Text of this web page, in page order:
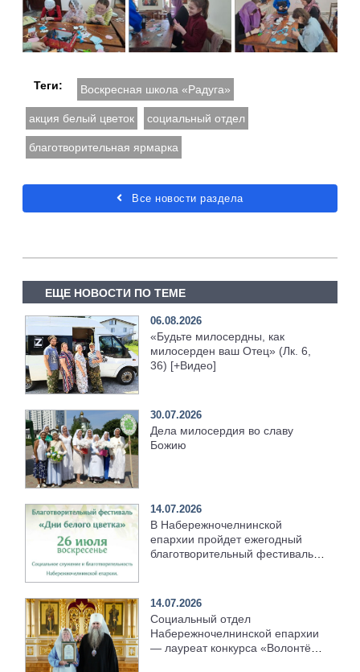
Теги: Воскресная школа «Радуга»
акция белый цветок социальный отдел
благотворительная ярмарка
Все новости раздела
ЕЩЕ НОВОСТИ ПО ТЕМЕ
06.08.2026
«Будьте милосердны, как
милосерден ваш Отец» (Лк. 6,
36) [+Видео]
30.07.2026
Дела милосердия во славу
Божию
14.07.2026
В Набережночелнинской
епархии пройдет ежегодный
благотворительный фестиваль
14.07.2026
Социальный отдел
Набережночелнинской епархии
— лауреат конкурса «Волонтёр